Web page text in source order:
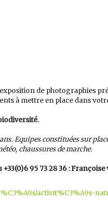
de photographies
à mettre en place dans
Equipes constituées sur
chaussures de marche.
95 73 28 36 :
activit%C3%A9s-